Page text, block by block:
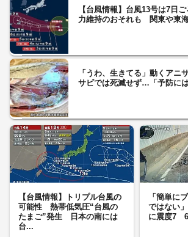
【台風情報】台風13号は7日
力維持のおそれも 関東や東
「うわ、生きてる」動くア
サビでは死滅せず…「予防に
【台風情報】トリプル台風の
可能性 熱帯低気圧“台風の
たまご”発生 日本の南には
台...
「簡単に
ではない
に震度7